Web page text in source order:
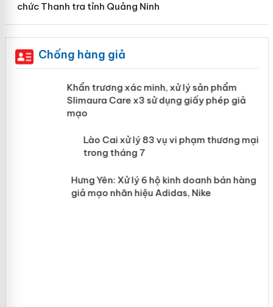
chức Thanh tra tỉnh Quảng Ninh
Chống hàng giả
Khẩn trương xác minh, xử lý sản phẩm
Slimaura Care x3 sử dụng giấy phép giả
mạo
Lào Cai xử lý 83 vụ vi phạm thương
mại trong tháng 7